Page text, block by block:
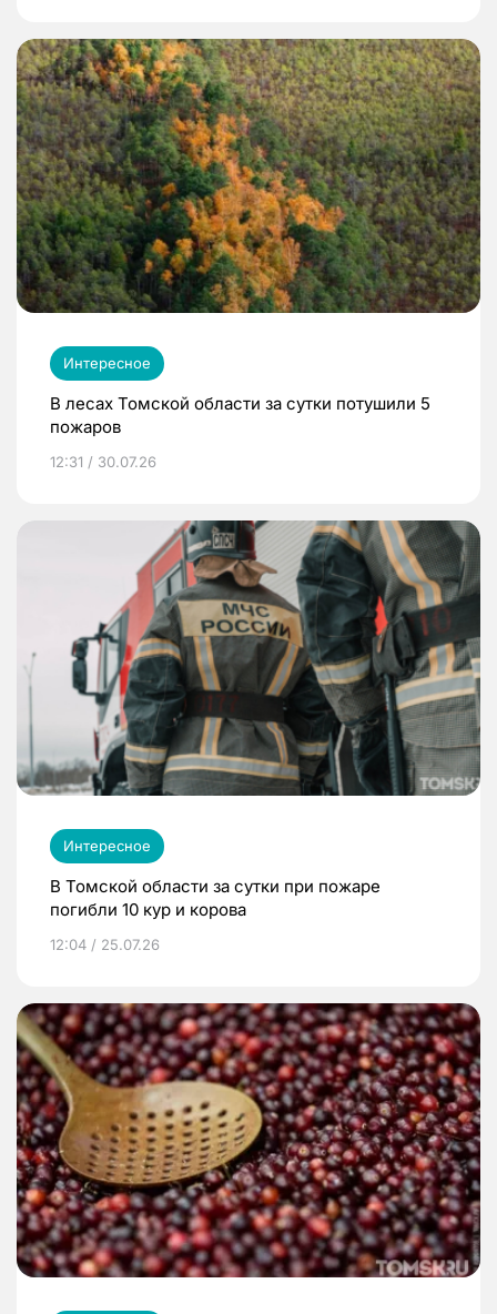
Интересное
В лесах Томской области за сутки потушили 5
пожаров
12:31 / 30.07.26
Интересное
В Томской области за сутки при пожаре
погибли 10 кур и корова
12:04 / 25.07.26